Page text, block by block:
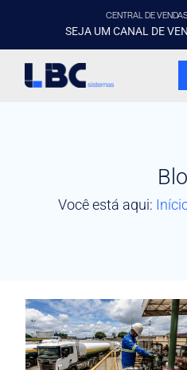
CENTRAL DE
SEJA UM CANAL DE
Você está aqui: